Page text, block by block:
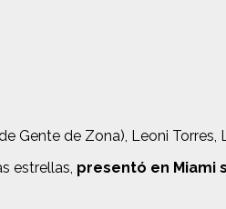
de Zona), Leoni Torres,
estrellas, presentó en Miami